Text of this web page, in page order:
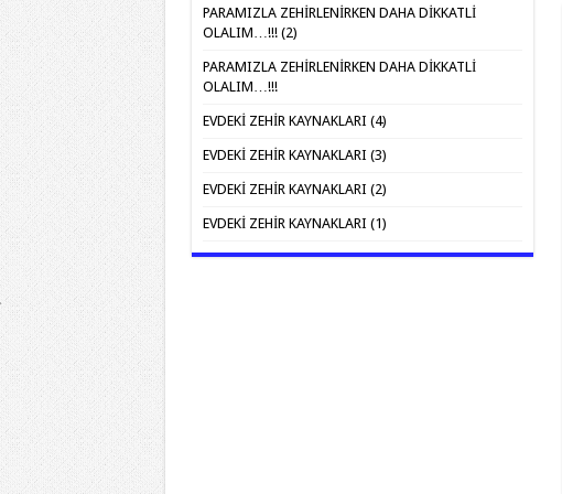
PARAMIZLA ZEHİRLENİRKEN DAHA DİKKATLİ
OLALIM…!!! (2)
PARAMIZLA ZEHİRLENİRKEN DAHA DİKKATLİ
OLALIM…!!!
EVDEKİ ZEHİR KAYNAKLARI (4)
EVDEKİ ZEHİR KAYNAKLARI (3)
EVDEKİ ZEHİR KAYNAKLARI (2)
EVDEKİ ZEHİR KAYNAKLARI (1)